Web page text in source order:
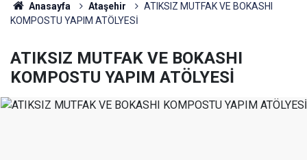
Anasayfa Ataşehir
ATIKSIZ MUTFAK VE BOKASHI
KOMPOSTU YAPIM ATÖLYESİ
ATIKSIZ MUTFAK VE BOKASHI
KOMPOSTU YAPIM ATÖLYESİ